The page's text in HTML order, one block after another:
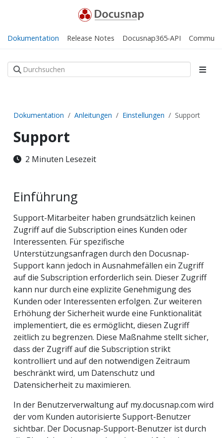
Dokumentation Release Notes Docusnap365-API
Dokumentation Anleitungen Einstellungen Support
Support
2 Minuten Lesezeit
Einführung
Support-Mitarbeiter haben grundsätzlich keinen
Zugriff auf die Subscription eines Kunden oder
Interessenten. Für spezifische
Unterstützungsanfragen durch den Docusnap-
Support kann jedoch in Ausnahmefällen ein Zugriff
auf die Subscription erforderlich sein. Dieser Zugriff
kann nur durch eine explizite Genehmigung des
Kunden oder Interessenten erfolgen. Zur weiteren
Erhöhung der Sicherheit wurde eine Funktionalität
implementiert, die es ermöglicht, diesen Zugriff
zeitlich zu begrenzen. Diese Maßnahme stellt sicher,
dass der Zugriff auf die Subscription strikt
kontrolliert und auf den notwendigen Zeitraum
beschränkt wird, um Datenschutz und
Datensicherheit zu maximieren.
In der Benutzerverwaltung auf my.docusnap.com wird
der vom Kunden autorisierte Support-Benutzer
sichtbar. Der Docusnap-Support-Benutzer ist durch